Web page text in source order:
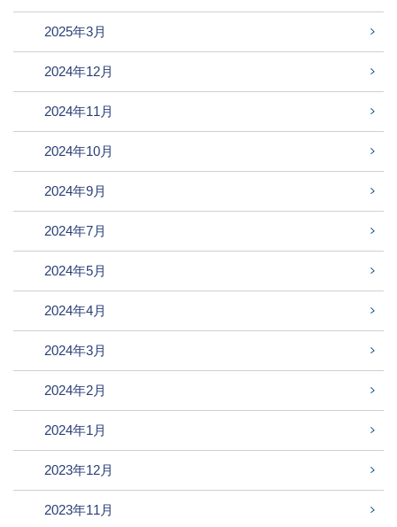
2025年3月
2024年12月
2024年11月
2024年10月
2024年9月
2024年7月
2024年5月
2024年4月
2024年3月
2024年2月
2024年1月
2023年12月
2023年11月